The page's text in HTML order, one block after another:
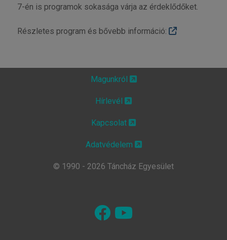
7-én is programok sokasága várja az érdeklődőket.
Részletes program és bővebb információ:
Magunkról
Hírlevél
Kapcsolat
Adatvédelem
© 1990 - 2026 Táncház Egyesület